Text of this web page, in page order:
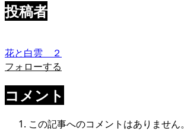
投稿者
花と白雲 ２
フォローする
コメント
この記事へのコメントはありません。